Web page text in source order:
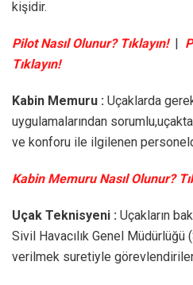
kişidir.
Pilot Nasıl Olunur? Tıklayın!|
Tıklayın!
Kabin Memuru : Uçaklarda
uygulamalarından
ve konforu ile ilgilenen
Kabin Memuru Nasıl Olunur?
Uçak Teknisyeni : Uçakların
Sivil Havacılık Genel Müdürlüğü
verilmek suretiyle